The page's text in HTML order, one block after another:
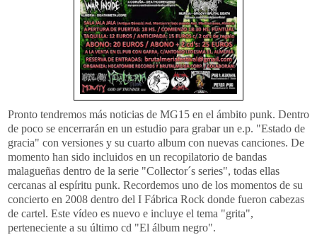
Pronto tendremos más noticias de MG15 en el ámbito punk. Dentro
de poco se encerrarán en un estudio para grabar un e.p. "Estado de
gracia" con versiones y su cuarto album con nuevas canciones. De
momento han sido incluidos en un recopilatorio de bandas
malagueñas dentro de la serie "Collector´s series", todas ellas
cercanas al espíritu punk. Recordemos uno de los momentos de su
concierto en 2008 dentro del I Fábrica Rock donde fueron cabezas
de cartel. Este vídeo es nuevo e incluye el tema "grita",
perteneciente a su último cd "El álbum negro".